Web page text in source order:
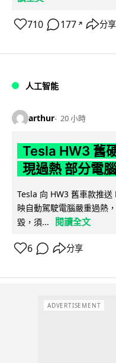
710 177 ↗ 分享
人工智能
arthur 20 小時
Tesla HW3 舊
現過熱 部分電
Tesla 向 HW3 舊車款推送
映自動駕駛電腦嚴重過熱
毀，須...
閱讀全文
6 分享
ADVERTISEMENT